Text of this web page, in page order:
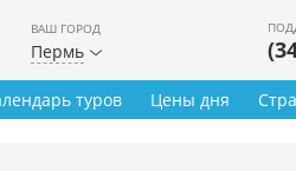
ВАШ ГОРОД
Пермь
туров Цены дня